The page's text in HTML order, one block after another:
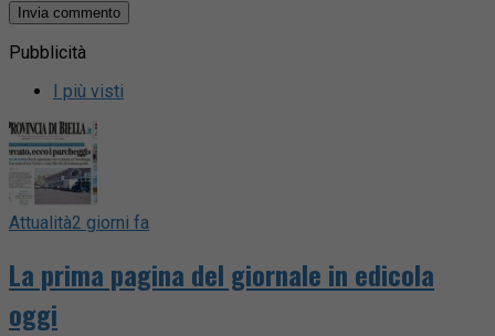
Pubblicità
I più visti
Attualità2 giorni fa
La prima pagina del giornale in edicola
oggi